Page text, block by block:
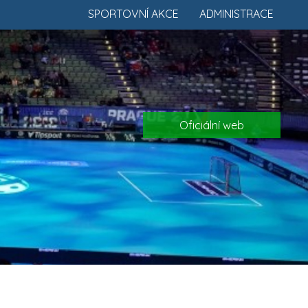
ADMINISTRACE
SPORTOVNÍ AKCE
Oficiální web